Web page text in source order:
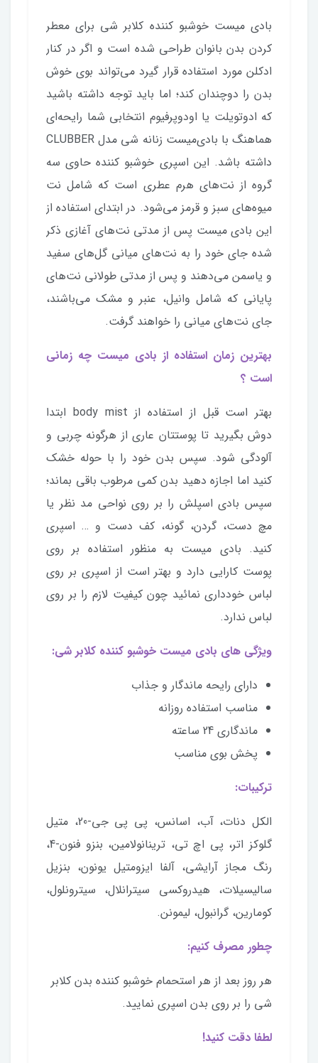
بادی میست خوشبو کننده کلابر شی برای معطر
کردن بدن بانوان طراحی شده است و اگر در کنار
ادکلن مورد استفاده قرار گیرد می‌تواند بوی خوش
بدن را دوچندان کند؛ اما باید توجه داشته باشید
که ادوتویلت یا اودوپرفیوم انتخابی شما رایحه‌ای
هماهنگ با بادی‌میست زنانه شی مدل CLUBBER
داشته باشد. این اسپری خوشبو کننده حاوی سه
گروه از نت‌های هرم عطری است که شامل نت‌
میوه‌های سبز و قرمز می‌شود. در ابتدای استفاده از
این بادی میست پس از مدتی نت‌های آغازی ذکر
شده جای خود را به نت‌‌های میانی گل‌های سفید
و یاسمن می‌‌دهند و پس از مدتی طولانی نت‌های
پایانی که شامل وانیل، عنبر و مشک می‌باشند،
جای نت‌های میانی را خواهند گرفت.
بهترین زمان استفاده از بادی میست چه زمانی
است ؟
بهتر است قبل از استفاده از body mist ابتدا
دوش بگیرید تا پوستتان عاری از هرگونه چربی و
آلودگی شود. سپس بدن خود را با حوله خشک
کنید اما اجازه دهید بدن کمی مرطوب باقی بماند؛
سپس بادی اسپلش را بر روی نواحی مد نظر یا
مچ دست، گردن، گونه، کف دست و … اسپری
کنید. بادی میست به منظور استفاده بر روی
پوست کارایی دارد و بهتر است از اسپری بر روی
لباس خودداری نمائید چون کیفیت لازم را بر روی
لباس ندارد.
ویژگی های بادی میست خوشبو کننده کلابر شی:
دارای رایحه ماندگار و جذاب
مناسب استفاده روزانه
ماندگاری 24 ساعته
پخش بوی مناسب
ترکیبات:
الکل دنات، آب، اسانس، پی پی جی-20، متیل
گلوکز اتر، پی اچ تی، ترینانولامین، بنزو فنون-4،
رنگ مجاز آرایشی، آلفا ایزومتیل یونون، بنزیل
سالیسیلات، هیدروکسی سیترانلال، سیترونلول،
کومارین، گرانبول، لیمونن.
چطور مصرف کنیم:
هر روز بعد از هر استحمام خوشبو کننده بدن کلابر
شی را بر روی بدن اسپری نمایید.
لطفا دقت کنید!